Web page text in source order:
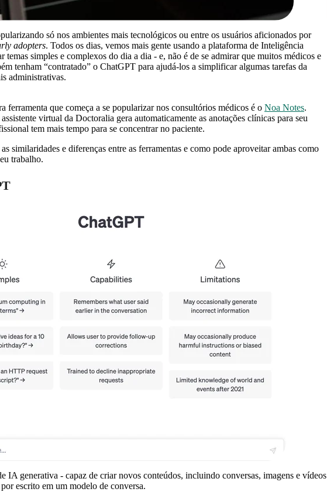
só nos ambientes mais tecnológicos ou entre os usuários aficionados por
adopters. Todos os dias, vemos mais gente usando a plataforma de Inteligência
simples e complexos do dia a dia - e, não é de se admirar que muitos médicos e
tenham “contratado” o ChatGPT para ajudá-los a simplificar algumas tarefas da
administrativas.
ferramenta que começa a se popularizar nos consultórios médicos é o Noa Notes.
virtual da Doctoralia gera automaticamente as anotações clínicas para seu
tem mais tempo para se concentrar no paciente.
similaridades e diferenças entre as ferramentas e como pode aproveitar ambas como
trabalho.
IA generativa - capaz de criar novos conteúdos, incluindo conversas, imagens e vídeos
escrito em um modelo de conversa.